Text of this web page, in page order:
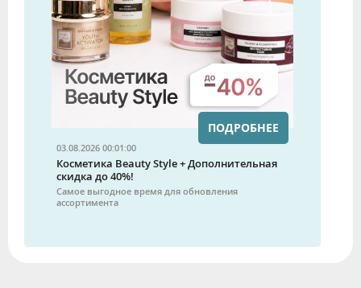
03.08.2026 00:01:00
Косметика Beauty Style + Дополнительная
скидка до 40%!
Самое выгодное время для обновления
ассортимента
ПОДРОБНЕЕ